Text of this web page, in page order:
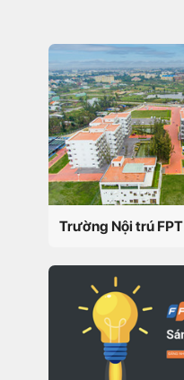
Trường Nội trú FPT